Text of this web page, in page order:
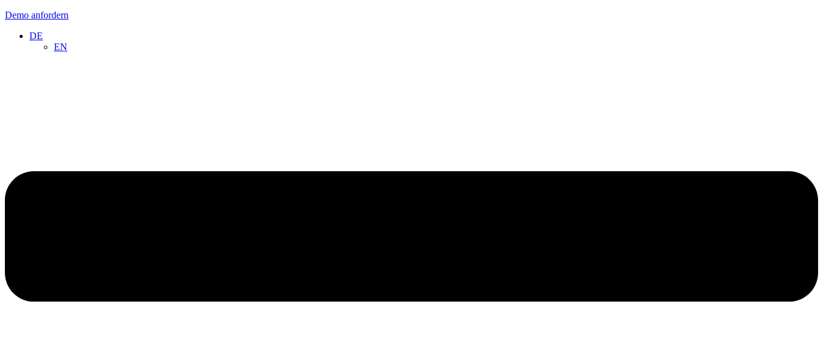
Demo anfordern
DE
EN